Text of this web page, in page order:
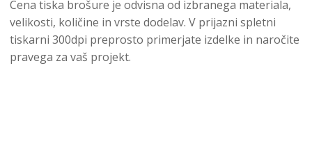
Cena tiska brošure je odvisna od izbranega materiala,
velikosti, količine in vrste dodelav. V prijazni spletni
tiskarni 300dpi preprosto primerjate izdelke in naročite
pravega za vaš projekt.